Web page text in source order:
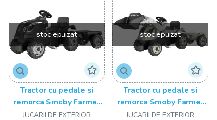
stoc epuizat
Tractor cu pedale si
remorca Smoby Farmer
XL negru
JUCARII DE EXTERIOR
stoc epuizat
Tractor cu pedale si
remorca Smoby Farmer
Max verde cu negru
JUCARII DE EXTERIOR